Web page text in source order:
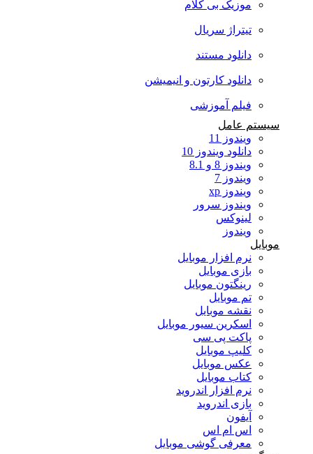
موزیک بی کلام
تیتراژ سریال
دانلود مستند
دانلود کارتون و انیمیشن
فیلم آموزشی
سیستم عامل
ویندوز 11
دانلود ویندوز 10
ویندوز 8 و 8.1
ویندوز 7
ویندوز xp
ویندوز سرور
لینوکس
ویندوز
موبایل
نرم افزار موبایل
بازی موبایل
رینگتون موبایل
تم موبایل
نقشه موبایل
اسکرین سیور موبایل
پاکت پی سی
کلیپ موبایل
عکس موبایل
کتاب موبایل
نرم افزار اندروید
بازی اندروید
آیفون
اس ام اس
معرفی گوشی موبایل